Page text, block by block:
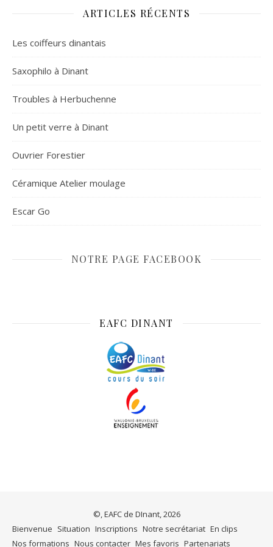
ARTICLES RÉCENTS
Les coiffeurs dinantais
Saxophilo à Dinant
Troubles à Herbuchenne
Un petit verre à Dinant
Ouvrier Forestier
Céramique Atelier moulage
Escar Go
NOTRE PAGE FACEBOOK
EAFC DINANT
©, EAFC de DInant, 2026
Bienvenue Situation Inscriptions Notre secrétariat En clips
Nos formations Nous contacter Mes favoris Partenariats